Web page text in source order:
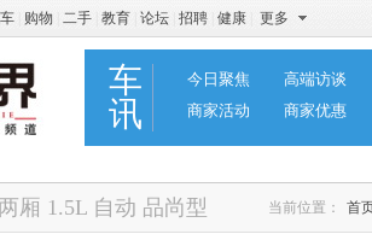
购物 二手 教育 论坛 招聘 健康 更多
车
讯
今日聚焦
高端访谈
商家活动
商家优惠
厢 1.5L 自动 品尚型 当前位置： 首